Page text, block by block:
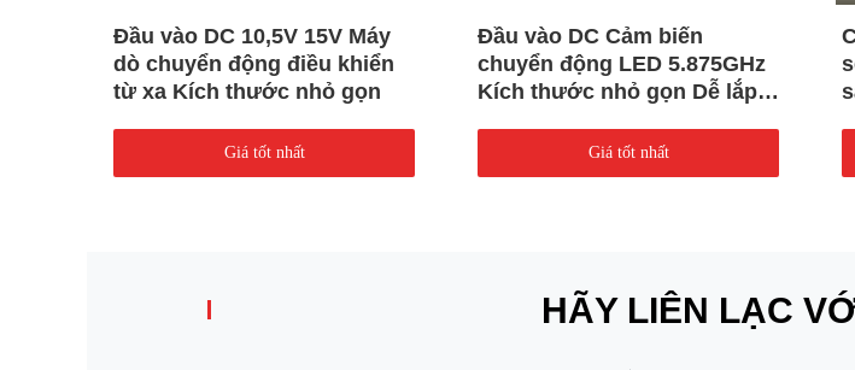
Đầu vào DC 10,5V 15V Máy
dò chuyển động điều khiển
từ xa Kích thước nhỏ gọn
Giá tốt nhất
Đầu vào DC Cảm biến
chuyển động LED 5.875GHz
Kích thước nhỏ gọn Dễ lắp
Giá tốt nhất
HÃY LIÊN LẠC